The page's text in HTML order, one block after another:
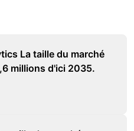
La taille du marché
millions d'ici 2035.